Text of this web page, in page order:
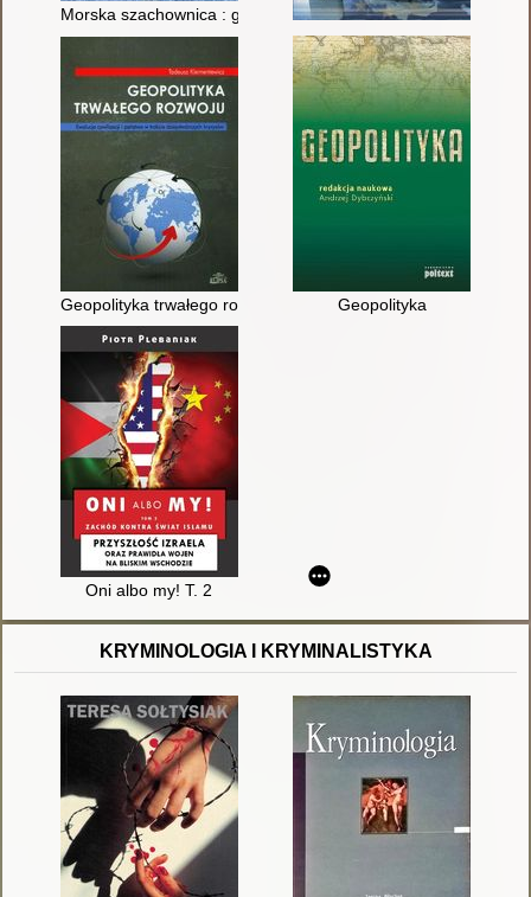
Morska szachownica : geopolityczne znaczenie akwenów
Geopolityka trwałego rozwoju : ewolucja cywilizacji i państwa
Geopolityka
Oni albo my! T. 2
KRYMINOLOGIA I KRYMINALISTYKA